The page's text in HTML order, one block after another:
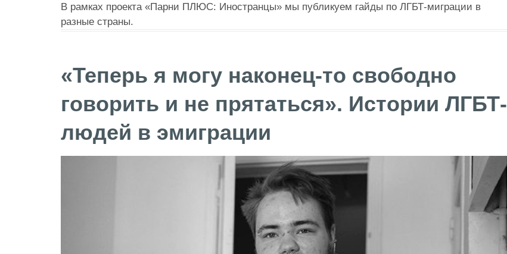
В рамках проекта «Парни ПЛЮС: Иностранцы» мы публикуем гайды по ЛГБТ-миграции в
разные страны.
«Теперь я могу наконец-то свободно
говорить и не прятаться». Истории ЛГБТ-
людей в эмиграции